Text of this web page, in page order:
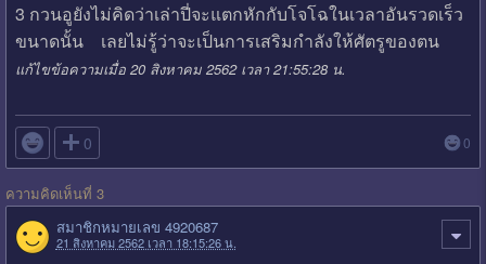
3 กวนอูยังไม่คิดว่าเล่าปี่จะแตกหักกับโจโฉในเวลาอันรวดเร็ว
ขนาดนั้น เลยไม่รู้ว่าจะเป็นการเสริมกำลังให้ศัตรูของตน
แก้ไขข้อความเมื่อ 20 สิงหาคม 2562 เวลา 21:55:28 น.
 0 0
ความคิดเห็นที่ 3
สมาชิกหมายเลข 4920687
21 สิงหาคม 2562 เวลา 18:15:26 น.